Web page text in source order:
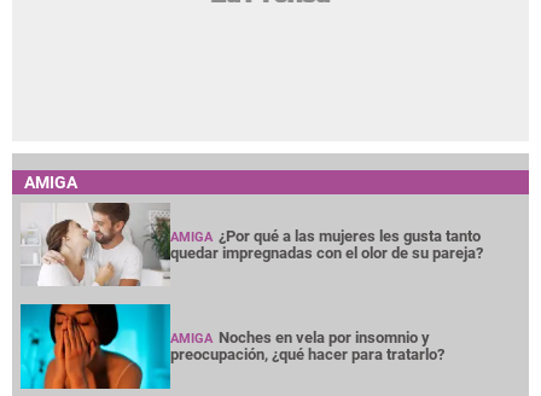
AMIGA
AMIGA ¿Por qué a las mujeres les gusta tanto
quedar impregnadas con el olor de su pareja?
AMIGA Noches en vela por insomnio y
preocupación, ¿qué hacer para tratarlo?